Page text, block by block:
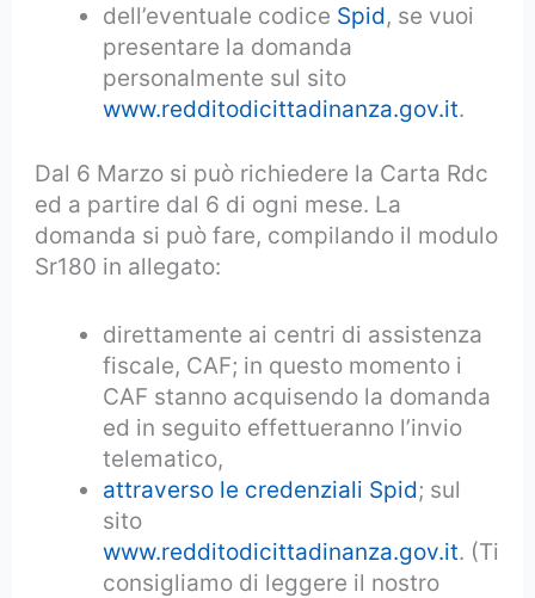
dell’eventuale codice Spid, se vuoi
presentare la domanda
personalmente sul sito
www.redditodicittadinanza.gov.it.
Dal 6 Marzo si può richiedere la Carta Rdc
ed a partire dal 6 di ogni mese. La
domanda si può fare, compilando il modulo
Sr180 in allegato:
direttamente ai centri di assistenza
fiscale, CAF; in questo momento i
CAF stanno acquisendo la domanda
ed in seguito effettueranno l’invio
telematico,
attraverso le credenziali Spid; sul
sito
www.redditodicittadinanza.gov.it. (Ti
consigliamo di leggere il nostro